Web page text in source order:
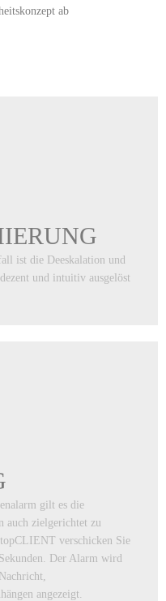
ab
ist die Deeskalation und
und intuitiv ausgelöst
gilt es die
auch zielgerichtet zu
verschicken Sie
Der Alarm wird
angezeigt.